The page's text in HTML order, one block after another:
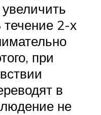
течение 2-х
при
в
не